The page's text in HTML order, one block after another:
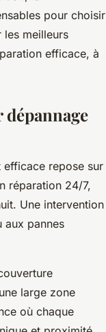
pour choisir
les meilleurs
efficace, à
repose sur
réparation 24/7,
Une intervention
aux pannes
large zone
où chaque